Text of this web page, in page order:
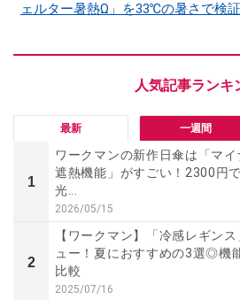
ェルター暑熱Ω」を33℃の暑さで検証
最新 一週間
1
ワークマンの新作日傘は「マ
遮熱機能」がすごい！2300円
光...
2026/05/15
2
【ワークマン】「冷感レギン
ュー！夏におすすめの3選◎機
比較
2025/07/16